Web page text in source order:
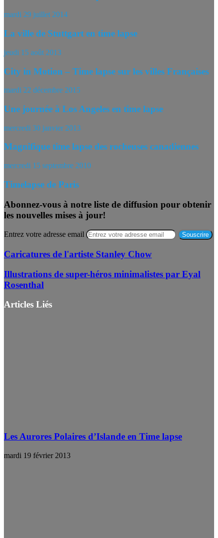
mardi 29 juillet 2014
La ville de Stuttgart en time lapse
jeudi 15 août 2013
City in Motion – Time lapse sur les villes Françaises
mardi 22 décembre 2015
Une journée à Los Angeles en time lapse
mercredi 30 janvier 2013
Magnifique time lapse des rocheuses canadiennes
mercredi 15 septembre 2010
Timelapse de Paris
Abonnez-vous à notre liste de diffusion pour obtenir
les nouvelles mises à jour!
Entrez votre adresse email
Caricatures de l'artiste Stanley Chow
Illustrations de super-héros minimalistes par Eyal
Rosenthal
Articles Liés
Les Aurores Polaires d’Islande en Time lapse
mardi 19 février 2013